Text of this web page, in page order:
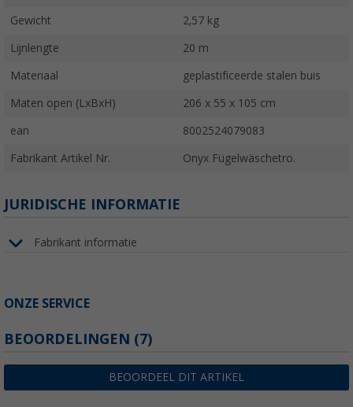
Gewicht 2,57 kg
Lijnlengte 20 m
Materiaal geplastificeerde stalen buis
Maten open (LxBxH) 206 x 55 x 105 cm
ean 8002524079083
Fabrikant Artikel Nr. Onyx Fügelwäschetro.
JURIDISCHE INFORMATIE
Fabrikant informatie
ONZE SERVICE
BEOORDELINGEN (7)
BEOORDEEL DIT ARTIKEL